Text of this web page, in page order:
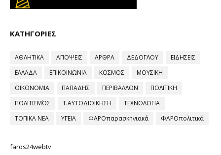
ΚΑΤΗΓΟΡΙΕΣ
ΑΘΛΗΤΙΚΑ ΑΠΟΨΕΙΣ ΑΡΘΡΑ ΔΕΔΟΓΛΟΥ
ΕΙΔΗΣΕΙΣ
ΕΛΛΑΔΑ
ΕΠΙΚΟΙΝΩΝΙΑ ΚΟΣΜΟΣ
ΜΟΥΣΙΚΗ
ΟΙΚΟΝΟΜΙΑ
ΠΑΠΑΔΗΣ ΠΕΡΙΒΑΛΛΟΝ
ΠΟΛΙΤΙΚΗ
ΠΟΛΙΤΙΣΜΌΣ
Τ.ΑΥΤΟΔΙΟΙΚΗΣΗ
ΤΕΧΝΟΛΟΓΙΑ
ΤΟΠΙΚΑ ΝΕΑ
ΥΓΕΙΑ ΦΑΡΟπαρασκηνιακά ΦΑΡΟπολιτικά
faros24webtv